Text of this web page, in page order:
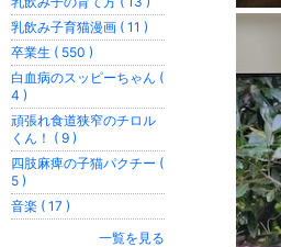
乳飲み子育猫漫画 ( 11 )
卒業生 ( 550 )
白血病のスッピーちゃん (
4 )
頑張れ食道狭窄のチロル
くん！ ( 9 )
四肢麻痺の子猫パクチー (
5 )
音楽 ( 17 )
一覧を見る